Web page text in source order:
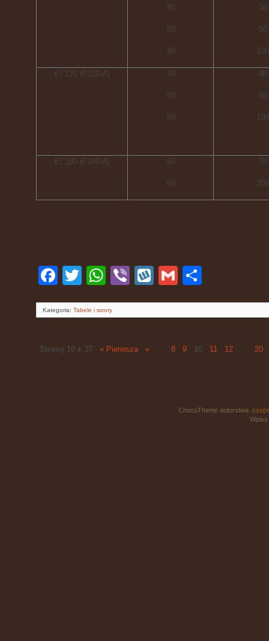
80
60
40
30
50
100
EI 120 (F120-A) 40
80
60
40
50
100
EI 180 (F180-A) 80
60
50
100
Facebook
Twitter WhatsApp
Viber WykopGmail
Kategoria: Tabele i wzory
Strony 10 z 37 « Pierwsza « ... 8 9 10 11 12 ... 20
ChocoTheme autorstwa
Wpisy